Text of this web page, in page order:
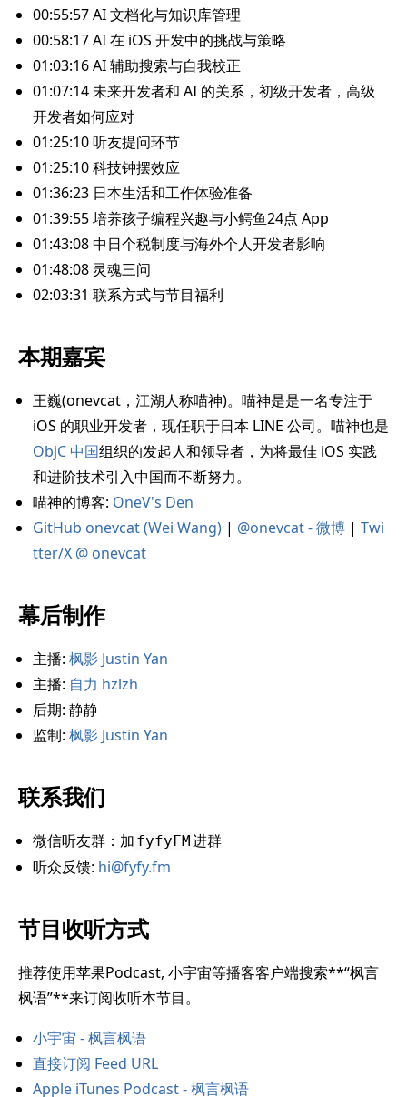
00:55:57 AI 文档化与知识库管理
00:58:17 AI 在 iOS 开发中的挑战与策略
01:03:16 AI 辅助搜索与自我校正
01:07:14 未来开发者和 AI 的关系，初级开发者，高级
开发者如何应对
01:25:10 听友提问环节
01:25:10 科技钟摆效应
01:36:23 日本生活和工作体验准备
01:39:55 培养孩子编程兴趣与小鳄鱼24点 App
01:43:08 中日个税制度与海外个人开发者影响
01:48:08 灵魂三问
02:03:31 联系方式与节目福利
本期嘉宾
王巍(onevcat，江湖人称喵神)。喵神是是一名专注于
iOS 的职业开发者，现任职于日本 LINE 公司。喵神也是
ObjC 中国组织的发起人和领导者，为将最佳 iOS 实践
和进阶技术引入中国而不断努力。
喵神的博客: OneV's Den
GitHub onevcat (Wei Wang) | @onevcat - 微博 | Twi
tter/X @ onevcat
幕后制作
主播: 枫影 Justin Yan
主播: 自力 hzlzh
后期: 静静
监制: 枫影 Justin Yan
联系我们
微信听友群：加 fyfyFM进群
听众反馈: hi@fyfy.fm
节目收听方式
推荐使用苹果Podcast, 小宇宙等播客客户端搜索**“枫言
枫语”**来订阅收听本节目。
小宇宙 - 枫言枫语
直接订阅 Feed URL
Apple iTunes Podcast - 枫言枫语